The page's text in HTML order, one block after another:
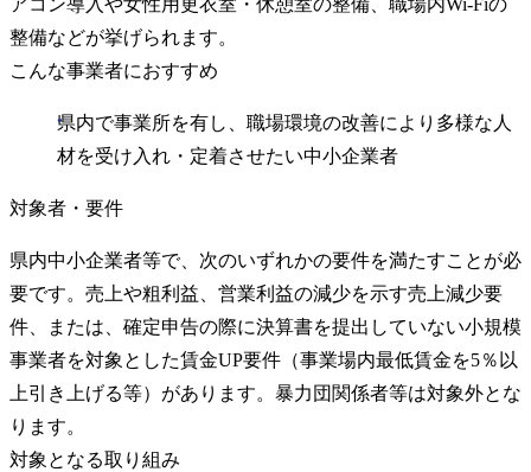
アコン導入や女性用更衣室・休憩室の整備、職場内Wi‑Fiの
整備などが挙げられます。
こんな事業者におすすめ
県内で事業所を有し、職場環境の改善により多様な人
材を受け入れ・定着させたい中小企業者
対象者・要件
県内中小企業者等で、次のいずれかの要件を満たすことが必
要です。売上や粗利益、営業利益の減少を示す売上減少要
件、または、確定申告の際に決算書を提出していない小規模
事業者を対象とした賃金UP要件（事業場内最低賃金を5％以
上引き上げる等）があります。暴力団関係者等は対象外とな
ります。
対象となる取り組み